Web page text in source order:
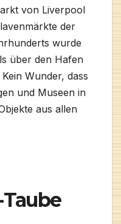
von Liverpool
der
wurde
über den Hafen
Wunder, dass
und Museen in
aus allen